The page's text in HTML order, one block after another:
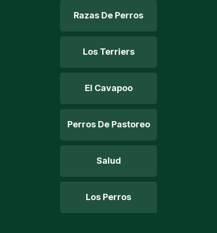
Razas De Perros
Los Terriers
El Cavapoo
Perros De Pastoreo
Salud
Los Perros